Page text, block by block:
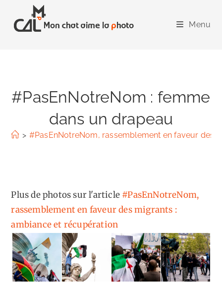
content
Menu
#PasEnNotreNom : femme
dans un drapeau
> #PasEnNotreNom, rassemblement en faveur des
Plus de photos sur l'article #PasEnNotreNom,
rassemblement en faveur des migrants :
ambiance et récupération